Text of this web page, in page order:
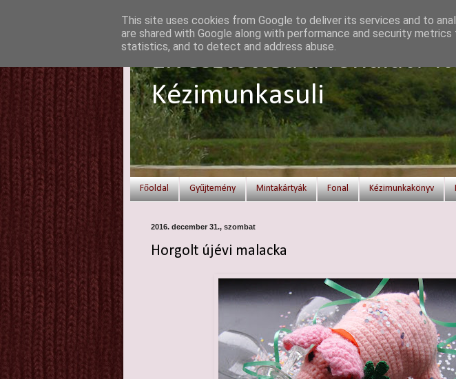
Elvesztetted a fonalat?
Kézimunkasuli
Főoldal Gyűjtemény Mintakártyák Fonal Kézimunkakönyv
2016. december 31., szombat
Horgolt újévi malacka
This site uses cookies from Google to deliver its services and to
are shared with Google along with performance and security
statistics, and to detect and address abuse.